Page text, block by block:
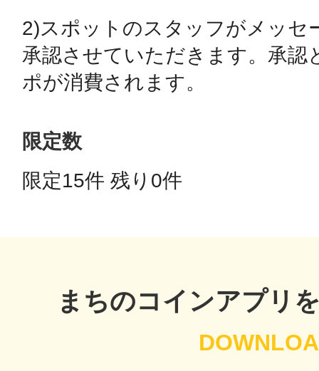
2)スポットのスタッフがメッセ
承認させていただきます。承認
ポが消費されます。
限定数
限定15件 残り0件
まちのコインアプリ
池袋
日置